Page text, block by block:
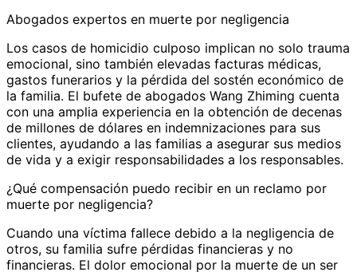
Abogados expertos en muerte por negligencia
Los casos de homicidio culposo implican no solo trauma
emocional, sino también elevadas facturas médicas,
gastos funerarios y la pérdida del sostén económico de
la familia. El bufete de abogados Wang Zhiming cuenta
con una amplia experiencia en la obtención de decenas
de millones de dólares en indemnizaciones para sus
clientes, ayudando a las familias a asegurar sus medios
de vida y a exigir responsabilidades a los responsables.
¿Qué compensación puedo recibir en un reclamo por
muerte por negligencia?
Cuando una víctima fallece debido a la negligencia de
otros, su familia sufre pérdidas financieras y no
financieras. El dolor emocional por la muerte de un ser